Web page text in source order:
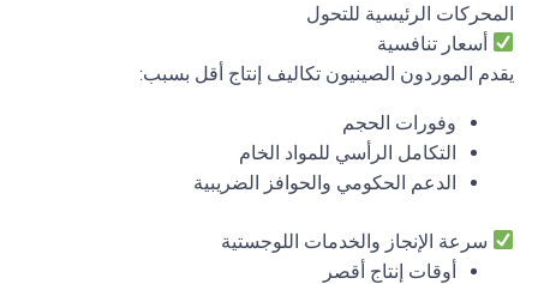
المحركات الرئيسية للتحول
أسعار تنافسية
يقدم الموردون الصينيون تكاليف إنتاج أقل بسبب:
وفورات الحجم
التكامل الرأسي للمواد الخام
الدعم الحكومي والحوافز الضريبية
سرعة الإنجاز والخدمات اللوجستية
أوقات إنتاج أقصر